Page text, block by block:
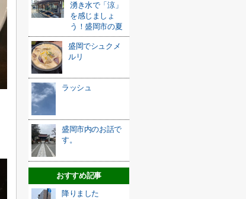
湧き水で「涼」
を感じましょ
う！盛岡市の夏
盛岡でシュクメ
ルリ
ラッシュ
盛岡市内のお話で
す。
おすすめ記事
降りました